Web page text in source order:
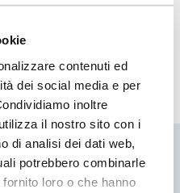
contenuti ed
dei social media e per
inoltre
il nostro sito con i
di analisi dei dati web,
potrebbero combinarle
loro o che hanno